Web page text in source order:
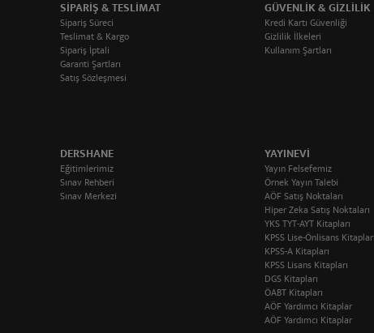
SIPARIŞ & TESLIMAT
Sipariş Süreci
Teslimat & Kargo
Sipariş İptali
Garanti Şartları
Satış Sözleşmesi
DERSHANE
Eğitimlerimiz
Sınav Rehberi
Sınav Merkezi
GÜVENLIK & GIZLILIK
Kredi Kartı Güvenliği
Gizlilik İlkeleri
Kullanım Şartları
YAYINEVI
Yayın Felsefemiz
Örnek Yayın Talebi
AÖF Satış Noktaları
Hiper Zeka Satış Noktaları
YKS TYT-AYT Kitapları
KPSS Lise-Önlisans Kitapları
KPSS-A Kitapları
KPSS Lisans Kitapları
DGS Kitapları
ÖABT Kitapları
AÖF Yardımcı Kitaplar
AÖF Yardımcı Kitaplar